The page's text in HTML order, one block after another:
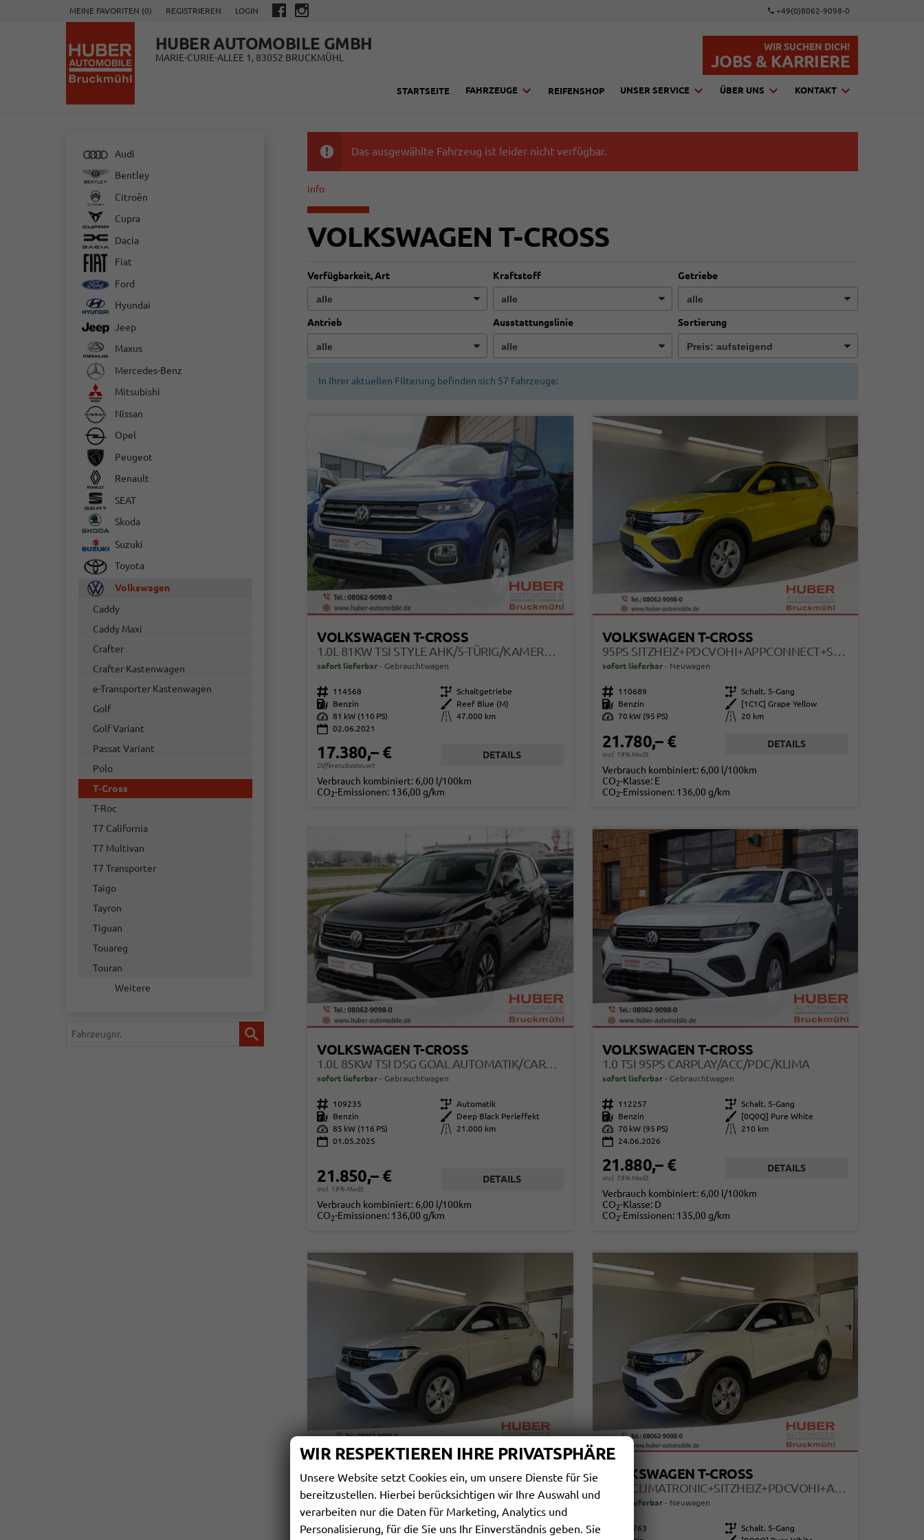
MEINE FAVORITEN (0) REGISTRIEREN LOGIN +49(0)8062-9098-0
HUBER AUTOMOBILE GMBH
MARIE-CURIE-ALLEE 1, 83052 BRUCKMÜHL
WIR SUCHEN DICH!
JOBS & KARRIERE
STARTSEITE FAHRZEUGE REIFENSHOP UNSER SERVICE ÜBER UNS KONTAKT
Das ausgewählte Fahrzeug ist leider nicht verfügbar.
info
VOLKSWAGEN T-CROSS
Verfügbarkeit, Art Kraftstoff Getriebe
Antrieb Ausstattungslinie Sortierung
In Ihrer aktuellen Filterung befinden sich 57 Fahrzeuge:
VOLKSWAGEN T-CROSS
sofort lieferbar Gebrauchtwagen
Fahrzeugnr. 114568 Getriebe Schaltgetriebe
Kraftstoff
Benzin Außenfarbe
Reef Blue (M)
Leistung 81 kW (110 PS) Kilometerstand
47.000 km
02.06.2021
17.380,– €
Differenzbesteuert
DETAILS
Verbrauch kombiniert: 6,00 l/100km
CO2-Emissionen: 136,00 g/km
VOLKSWAGEN T-CROSS
sofort lieferbar Neuwagen
Fahrzeugnr. 110689 Getriebe Schalt. 5-Gang
Kraftstoff
Benzin Außenfarbe
[1C1C] Grape Yellow
Leistung 70 kW (95 PS) Kilometerstand 20 km
21.780,– €
incl. 19% MwSt.
DETAILS
Verbrauch kombiniert: 6,00 l/100km
CO2-Klasse: E
CO2-Emissionen: 136,00 g/km
VOLKSWAGEN T-CROSS
1.0L 85KW TSI DSG GOAL AUTOMATIK/CARPLAY/SITZH/METALLIC
sofort lieferbar Gebrauchtwagen
Fahrzeugnr. 109235 Getriebe Automatik
Kraftstoff
Benzin Außenfarbe
Deep Black Perleffekt
Leistung 85 kW (116 PS) Kilometerstand
21.000 km
01.05.2025
21.850,– €
incl. 19% MwSt.
DETAILS
Verbrauch kombiniert: 6,00 l/100km
CO2-Emissionen: 136,00 g/km
VOLKSWAGEN T-CROSS
1.0 TSI 95PS CARPLAY/ACC/PDC/KLIMA
sofort lieferbar Gebrauchtwagen
Fahrzeugnr. 112257 Getriebe Schalt. 5-Gang
Kraftstoff
Benzin Außenfarbe
[0Q0Q] Pure White
Leistung 70 kW (95 PS) Kilometerstand
210 km
24.06.2026
21.880,– €
incl. 19% MwSt.
DETAILS
Verbrauch kombiniert: 6,00 l/100km
CO2-Klasse: D
CO2-Emissionen: 135,00 g/km
VOLKSWAGEN T-CROSS
Fahrzeugnr. 109762 Getriebe
Schalt. 5-Gang
VOLKSWAGEN T-CROSS
95PS CLIMATRONIC+SITZHEIZ+PDCVOHI+APPCONNECT+SIDE+TRAVELASSIST+ACC
sofort lieferbar Neuwagen
109763 Getriebe Schalt. 5-Gang
Audi
Bentley
Citroën
Cupra
Dacia
Fiat
Ford
Hyundai
Jeep
Maxus
Mercedes-Benz
Mitsubishi
Nissan
Opel
Peugeot
Renault
SEAT
Skoda
Suzuki
Toyota
Volkswagen
Caddy
Caddy Maxi
Crafter
Crafter Kastenwagen
e-Transporter Kastenwagen
Golf
Golf Variant
Passat Variant
Polo
T-Cross
T-Roc
T7 California
T7 Multivan
T7 Transporter
Taigo
Tayron
Tiguan
Touareg
Touran
Weitere
Fahrzeugnr.
WIR RESPEKTIEREN IHRE PRIVATSPHÄRE
Unsere Website setzt Cookies ein, um unsere Dienste für Sie
bereitzustellen. Hierbei berücksichtigen wir Ihre Auswahl und
verarbeiten nur die Daten für Marketing, Analytics und
Personalisierung, für die Sie uns Ihr Einverständnis geben. Sie